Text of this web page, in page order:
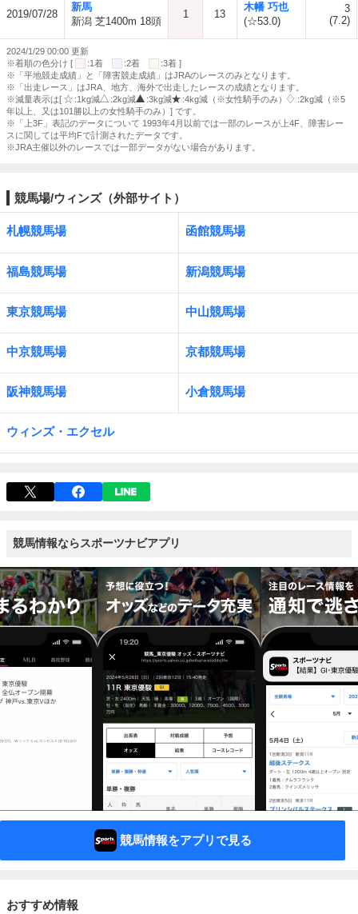
2019/07/28
新馬
新潟 芝1400m 18頭
1 13
木幡 巧也
(☆53.0)
3
(7.2)
2024/1/29 00:00 更新
※着順の色分け [
:1着 :2着
:3着 ]
※「平地競走成績」と「障害競走成績」はJRAのレースのみとなります。
※「出走レース」はJRA、地方、海外で出走したレースの成績となります。
※減量表示は[
:1kg減 :2kg減 :3kg減 :4kg減（※女性騎手のみ）
:2kg減（※5
年以上、又は101勝以上の女性騎手のみ）] です。
※「上3F」表記のデータについて 1993年4月以前では一部のレースが上4F、障害レー
スに関しては平均Fで計測されたデータです。
※JRA主催以外のレースでは一部データがない場合があります。
競馬場/ウィンズ（外部サイト）
札幌競馬場 函館競馬場
福島競馬場 新潟競馬場
東京競馬場 中山競馬場
中京競馬場 京都競馬場
阪神競馬場 小倉競馬場
ウィンズ・エクセル
競馬情報ならスポーツナビアプリ
競馬情報をアプリで見る
おすすめ情報